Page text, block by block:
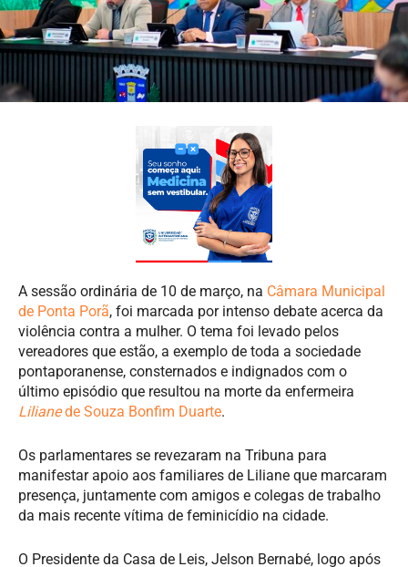
A sessão ordinária de 10 de março, na Câmara Municipal
de Ponta Porã, foi marcada por intenso debate acerca da
violência contra a mulher. O tema foi levado pelos
vereadores que estão, a exemplo de toda a sociedade
pontaporanense, consternados e indignados com o
último episódio que resultou na morte da enfermeira
Lilianede Souza Bonfim Duarte.
Os parlamentares se revezaram na Tribuna para
manifestar apoio aos familiares de Liliane que marcaram
presença, juntamente com amigos e colegas de trabalho
da mais recente vítima de feminicídio na cidade.
O Presidente da Casa de Leis, Jelson Bernabé, logo após